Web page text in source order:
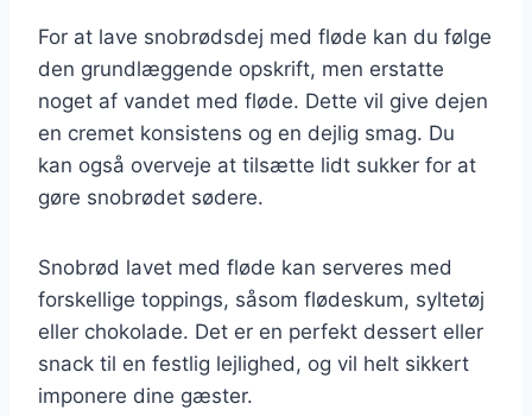
For at lave snobrødsdej med fløde kan du følge
den grundlæggende opskrift, men erstatte
noget af vandet med fløde. Dette vil give dejen
en cremet konsistens og en dejlig smag. Du
kan også overveje at tilsætte lidt sukker for at
gøre snobrødet sødere.
Snobrød lavet med fløde kan serveres med
forskellige toppings, såsom flødeskum, syltetøj
eller chokolade. Det er en perfekt dessert eller
snack til en festlig lejlighed, og vil helt sikkert
imponere dine gæster.